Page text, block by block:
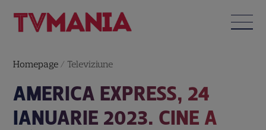
Homepage / Televiziune
AMERICA EXPRESS, 24
IANUARIE 2023. CINE A